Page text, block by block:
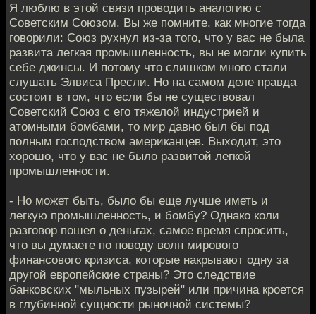
Я люблю в этой связи проводить аналогию с
Советским Союзом. Вы же помните, как многие тогда
говорили: Союз рухнул из-за того, что у вас не была
развита легкая промышленность, вы не могли купить
себе джинсы. И потому что слишком много стали
слушать Элвиса Пресли. Но на самом деле правда
состоит в том, что если бы не существовал
Советский Союз с его тяжелой индустрией и
атомными бомбами, то мир давно был бы под
полным господством американцев. Выходит, это
хорошо, что у вас не было развитой легкой
промышленности.
- Но может быть, было бы еще лучше иметь и
легкую промышленность, и бомбу? Однако коли
разговор пошел о деньгах, самое время спросить,
что вы думаете по поводу волн мирового
финансового кризиса, которые накрывают одну за
другой европейские страны? Это следствие
банковских "мыльных пузырей" или причина кроется
в глубинной сущности рыночной системы?